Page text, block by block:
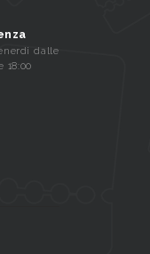
dalle
18:00